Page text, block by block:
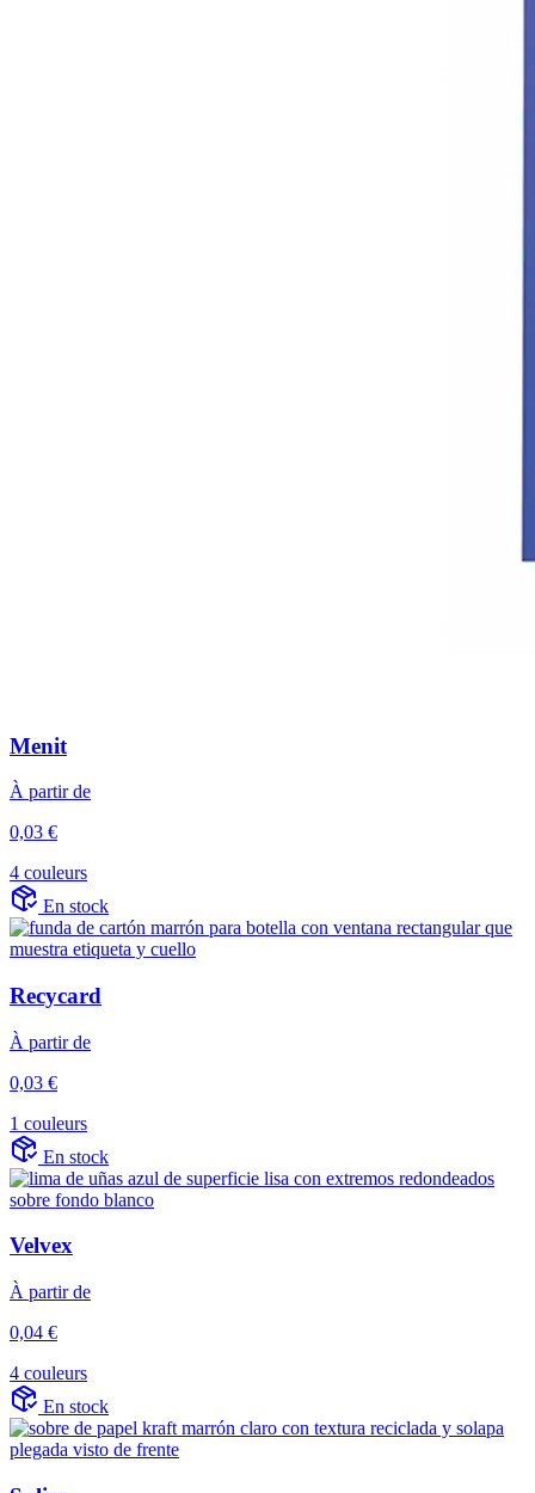
Menit
À partir de
0,03 €
4 couleurs
En stock
Recycard
À partir de
0,03 €
1 couleurs
En stock
Velvex
À partir de
0,04 €
4 couleurs
En stock